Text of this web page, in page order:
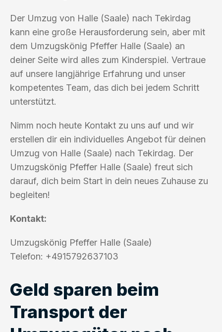
Der Umzug von Halle (Saale) nach Tekirdag
kann eine große Herausforderung sein, aber mit
dem Umzugskönig Pfeffer Halle (Saale) an
deiner Seite wird alles zum Kinderspiel. Vertraue
auf unsere langjährige Erfahrung und unser
kompetentes Team, das dich bei jedem Schritt
unterstützt.
Nimm noch heute Kontakt zu uns auf und wir
erstellen dir ein individuelles Angebot für deinen
Umzug von Halle (Saale) nach Tekirdag. Der
Umzugskönig Pfeffer Halle (Saale) freut sich
darauf, dich beim Start in dein neues Zuhause zu
begleiten!
Kontakt:
Umzugskönig Pfeffer Halle (Saale)
Telefon: +4915792637103
Geld sparen beim
Transport der